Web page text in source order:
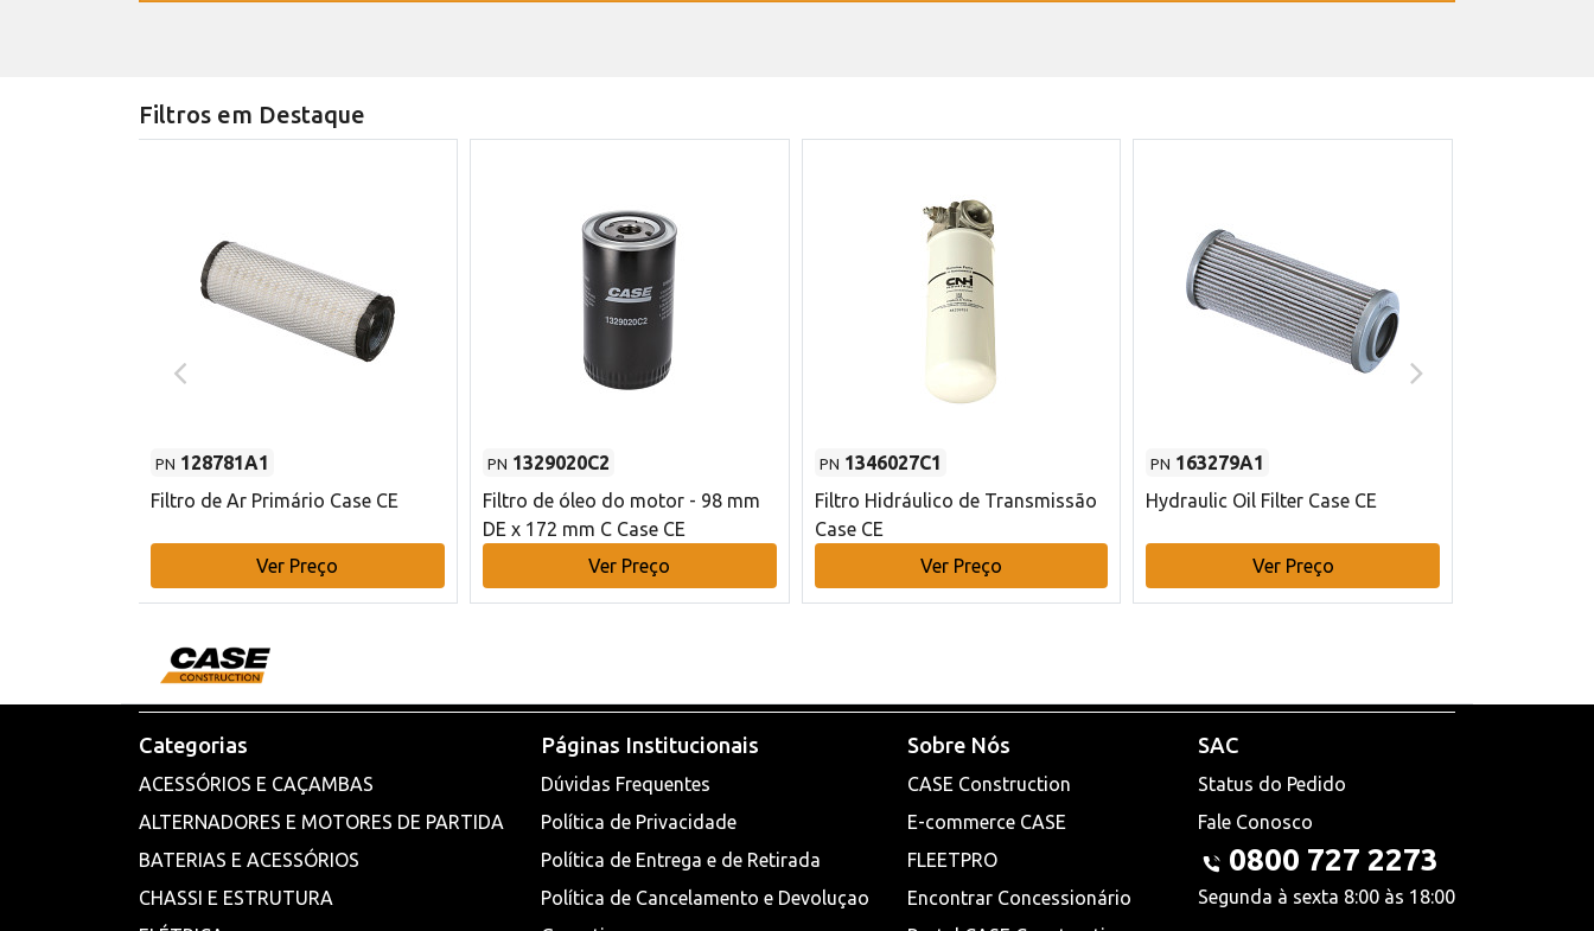
Filtros em Destaque
PN 128781A1
Filtro de Ar Primário Case CE
Ver Preço
PN 1329020C2
Filtro de óleo do motor - 98 mm
DE x 172 mm C Case CE
Ver Preço
PN 1346027C1
Filtro Hidráulico de Transmissão
Case CE
Ver Preço
PN 163279A1
Hydraulic Oil Filter Case CE
Ver Preço
Categorias
ACESSÓRIOS E CAÇAMBAS
ALTERNADORES E MOTORES DE PARTIDA
BATERIAS E ACESSÓRIOS
CHASSI E ESTRUTURA
Páginas Institucionais
Dúvidas Frequentes
Política de Privacidade
Política de Entrega e de Retirada
Política de Cancelamento e Devoluçao
Sobre Nós
CASE Construction
E-commerce CASE
FLEETPRO
Encontrar Concessionário
SAC
Status do Pedido
Fale Conosco
0800 727 2273
Segunda à sexta 8:00 às 18:00